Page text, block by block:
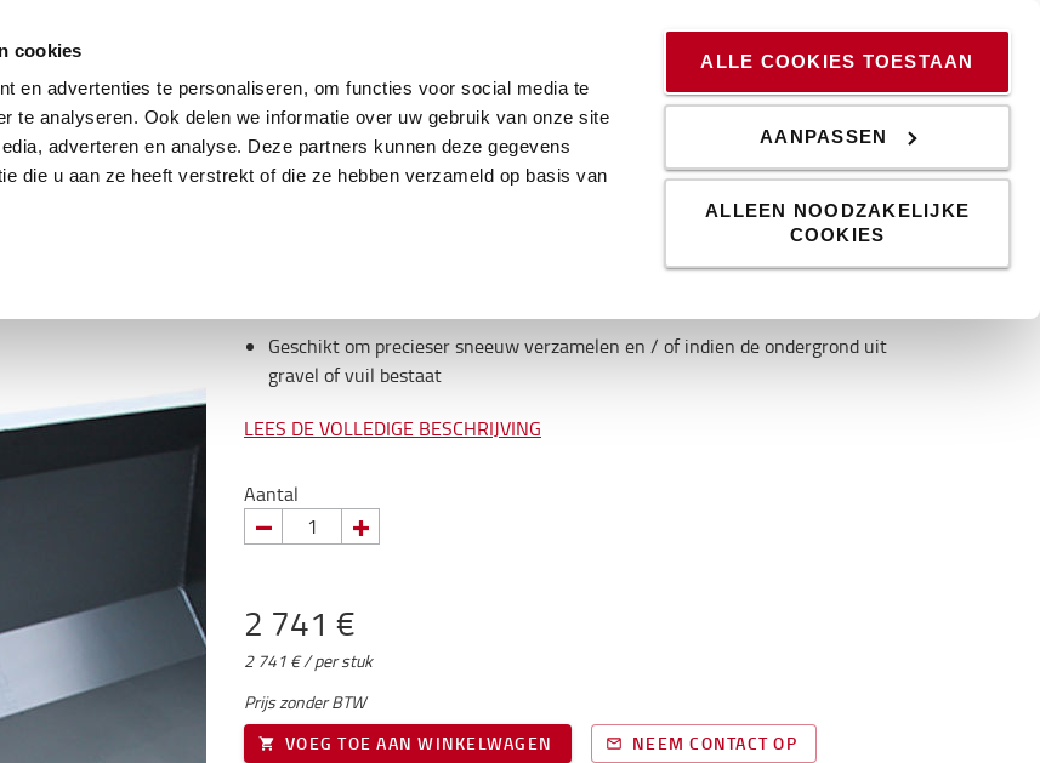
cookies
en advertenties te personaliseren, om functies voor social media te
te analyseren. Ook delen we informatie over uw gebruik van onze site
adverteren en analyse. Deze partners kunnen deze gegevens
die u aan ze heeft verstrekt of die ze hebben verzameld op basis van
ALLE COOKIES TOESTAAN
AANPASSEN
ALLEEN NOODZAKELIJKE
COOKIES
Tweedehands trucks
Omschrijving
Geschikt om precieser sneeuw verzamelen en / of indien de ondergrond uit
gravel of vuil bestaat
LEES DE VOLLEDIGE BESCHRIJVING
Aantal
2 741 €
2 741 € / per stuk
Prijs zonder BTW
VOEG TOE AAN WINKELWAGEN
NEEM CONTACT OP